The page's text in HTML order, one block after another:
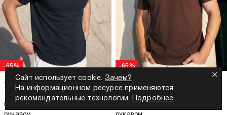
-65%
2 299Р 799Р
-65%
2 299
Сайт использует cookie. Зачем?
На информационном ресурсе применяются
рекомендательные технологии.
Подробнее